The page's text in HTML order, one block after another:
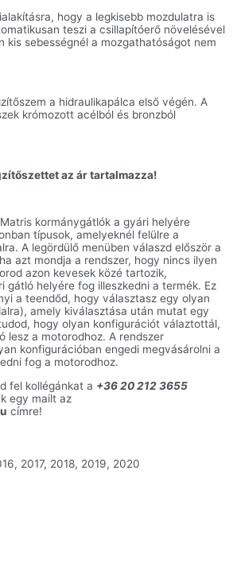
hogy a legkisebb mozdulatra is
teszi a csillapítóerő növelésével
kis sebességnél a mozgathatóságot nem
a hidraulikapálca első végén. A
krómozott acélból és bronzból
az ár tartalmazza!
kormánygátlók a gyári helyére
típusok, amelyeknél felülre a
A legördülő menüben válaszd először a
azt mondja a rendszer, hogy nincs ilyen
azon kevesek közé tartozik,
gátló helyére fog illeszkedni a termék. Ez
a teendőd, hogy választasz egy olyan
amely kiválasztása után mutat egy
hogy olyan konfigurációt válaztottál,
lesz a motorodhoz. A rendszer
konfigurációban engedi megvásárolni a
fog a motorodhoz.
fel kollégánkat a +36 20 212 3655
egy mailt az
címre!
2017, 2018, 2019, 2020